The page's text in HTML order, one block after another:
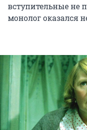
вступительные не
монолог оказался